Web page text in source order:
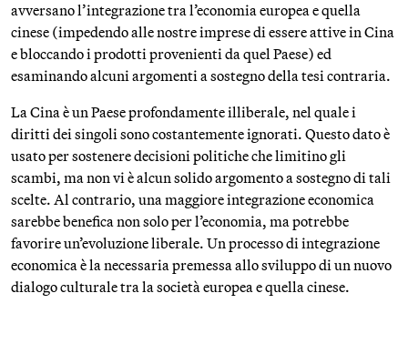
avversano l’integrazione tra l’economia europea e quella
cinese (impedendo alle nostre imprese di essere attive in Cina
e bloccando i prodotti provenienti da quel Paese) ed
esaminando alcuni argomenti a sostegno della tesi contraria.
La Cina è un Paese profondamente illiberale, nel quale i
diritti dei singoli sono costantemente ignorati. Questo dato è
usato per sostenere decisioni politiche che limitino gli
scambi, ma non vi è alcun solido argomento a sostegno di tali
scelte. Al contrario, una maggiore integrazione economica
sarebbe benefica non solo per l’economia, ma potrebbe
favorire un’evoluzione liberale. Un processo di integrazione
economica è la necessaria premessa allo sviluppo di un nuovo
dialogo culturale tra la società europea e quella cinese.